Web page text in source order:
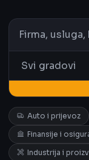
Auto i prijevoz
Finansije i
Industrija i